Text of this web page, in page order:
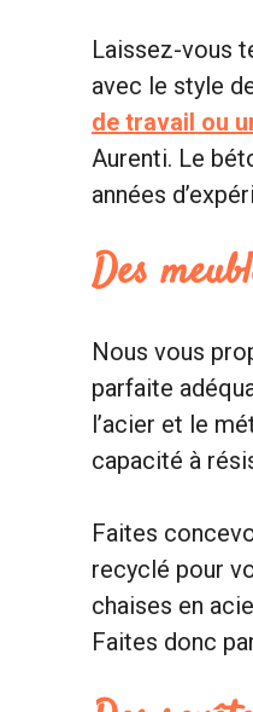
Laissez-vous
avec le style
de travail ou
Aurenti. Le
années
Des
Nous vous
parfaite
l’acier et le
capacité à
Faites
recyclé pour
chaises en
Faites donc